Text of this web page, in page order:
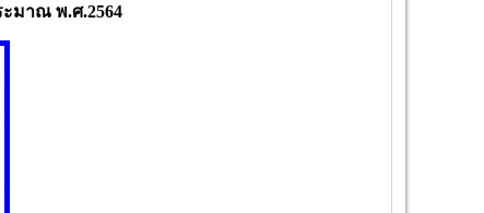
มาณ พ.ศ.2564